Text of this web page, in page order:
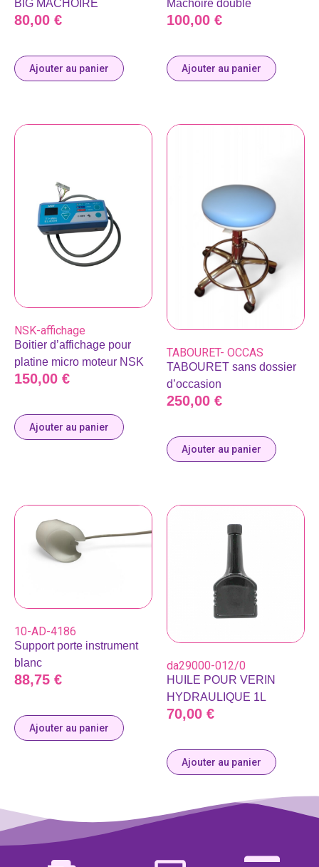
BIG MÂCHOIRE
80,00 €
Ajouter au panier
Mâchoire double
100,00 €
Ajouter au panier
NSK-affichage
Boitier d’affichage pour
platine micro moteur NSK
150,00 €
Ajouter au panier
TABOURET- OCCAS
TABOURET sans dossier
d’occasion
250,00 €
Ajouter au panier
10-AD-4186
Support porte instrument
blanc
88,75 €
Ajouter au panier
da29000-012/0
HUILE POUR VERIN
HYDRAULIQUE 1L
70,00 €
Ajouter au panier